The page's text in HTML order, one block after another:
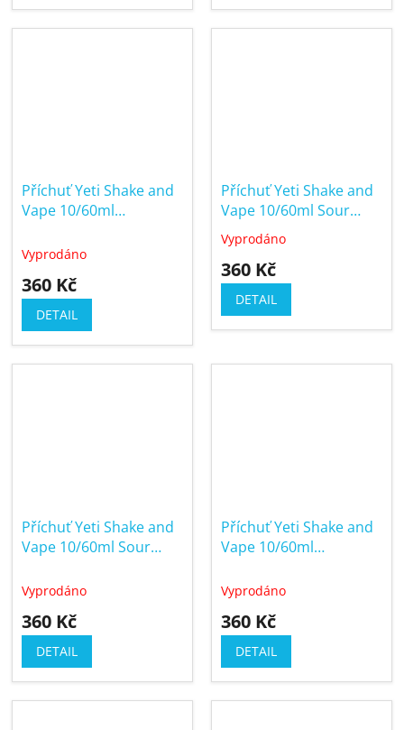
Příchuť Yeti Shake and
Vape 10/60ml
ananas)
Vyprodáno
360 Kč
DETAIL
Příchuť Yeti Shake and
Vape 10/60ml Sour
Grape Ice (Ledové
hroznové víno)
Průměrné
hodnocení
produktu
5,0
z
hvězdiček.
Vyprodáno
360 Kč
DETAIL
Příchuť Yeti Shake and
Vape 10/60ml Sour
Ice (Ledový meloun s
Vyprodáno
360 Kč
DETAIL
Příchuť Yeti Shake and
Vape 10/60ml
Raspberry Ice (Ledová
malina)
Vyprodáno
360 Kč
DETAIL